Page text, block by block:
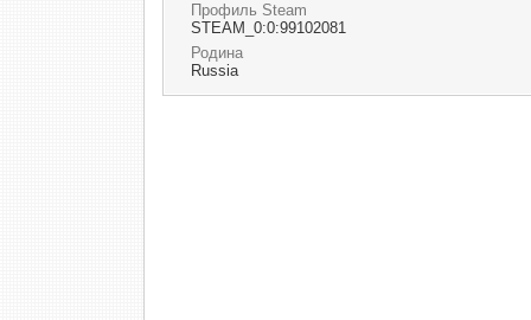
Профиль Steam
STEAM_0:0:99102081
Родина
Russia